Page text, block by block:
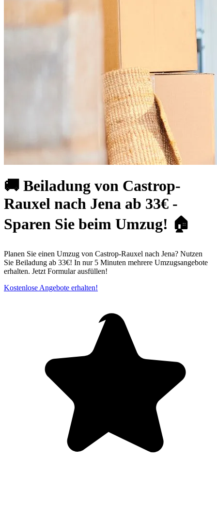
🚚 Beiladung von Castrop-
Rauxel nach Jena ab 33€ -
Sparen Sie beim Umzug! 🏠
Planen Sie einen Umzug von Castrop-Rauxel nach Jena? Nutzen
Sie Beiladung ab 33€! In nur 5 Minuten mehrere Umzugsangebote
erhalten. Jetzt Formular ausfüllen!
Kostenlose Angebote erhalten!